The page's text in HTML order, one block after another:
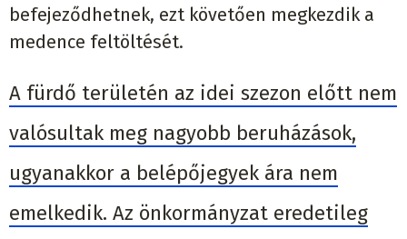
befejeződhetnek, ezt követően megkezdik a
medence feltöltését.
A fürdő területén az idei szezon előtt nem
valósultak meg nagyobb beruházások,
ugyanakkor a belépőjegyek ára nem
emelkedik. Az önkormányzat eredetileg